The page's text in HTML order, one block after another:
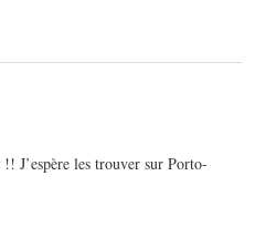
J’espère les trouver sur Porto-